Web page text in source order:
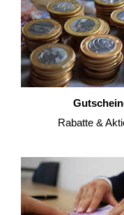
Rabatte &